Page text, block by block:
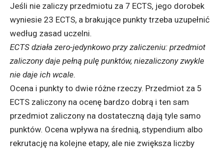
Jeśli nie zaliczy przedmiotu za 7 ECTS, jego dorobek
wyniesie 23 ECTS, a brakujące punkty trzeba uzupełnić
według zasad uczelni.
ECTS działa zero-jedynkowo przy zaliczeniu: przedmiot
zaliczony daje pełną pulę punktów, niezaliczony zwykle
nie daje ich wcale.
Ocena i punkty to dwie różne rzeczy. Przedmiot za 5
ECTS zaliczony na ocenę bardzo dobrą i ten sam
przedmiot zaliczony na dostateczną dają tyle samo
punktów. Ocena wpływa na średnią, stypendium albo
rekrutację na kolejne etapy, ale nie zwiększa liczby